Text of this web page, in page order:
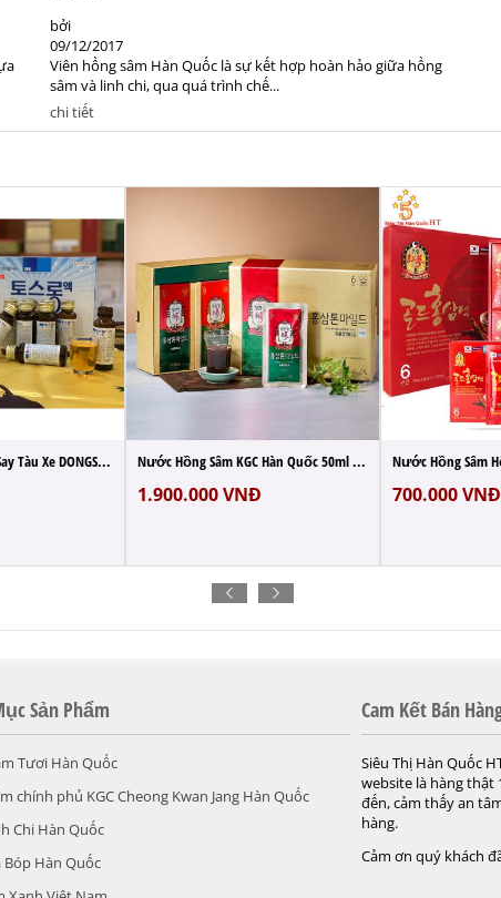
bởi
09/12/2017
Viên hồng sâm Hàn Quốc là sự kết hợp hoàn hảo giữa hồng
sâm và linh chi, qua quá trình chế...
chi tiết
Nước Uống Chống Say Tàu Xe DONGSUNG Hàn Q... Nước Hồng Sâm KGC Hàn Quốc 50ml x 30 Gói ...
1.900.000VNĐ 700.000VNĐ
Sản Phẩm
Tươi Hàn Quốc
chính phủ KGC Cheong Kwan Jang Hàn Quốc
Chi Hàn Quốc
Bóp Hàn Quốc
Cam Kết Bán
Siêu Thị Hàn Quốc
website là hàng thật
đến, cảm thấy an
hàng.
Cảm ơn quý khách